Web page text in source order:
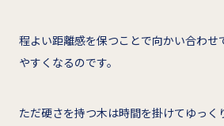
程よい距離感を保つことで向かい合わせ
やすくなるのです。
ただ硬さを持つ木は時間を掛けてゆっく